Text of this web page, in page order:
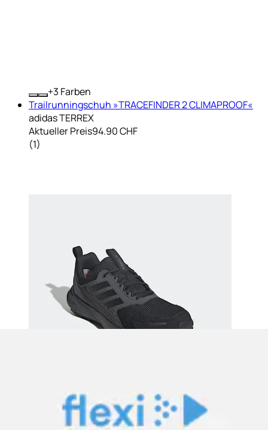
+ Farben
Trailrunningschuh »TRACEFINDER 2 CLIMAPROOF«
adidas TERREX
Aktueller Preis94.90 CHF
(1)